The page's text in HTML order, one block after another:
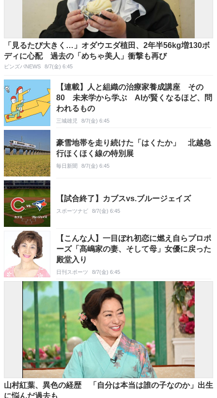
「見るたび大きく…」オダウエダ植田、2年半56kg増130ボ
ディに心配 過去の「めちゃ美人」衝撃も再び
ピンズバNEWS 8/7(金) 6:45
【連載】人と組織の治療家養成講座 その
80 未来学から学ぶ AIが賢くなるほど、問
われるもの
三城雄児 8/7(金) 6:45
豪雪地帯を走り続けた「はくたか」 北越急
行ほくほく線の特別展
毎日新聞 8/7(金) 6:45
【試合終了】カブスvs.ブルージェイズ
スポーツナビ 8/7(金) 6:45
【こんな人】一目ぼれ初恋に燃え自らプロポ
ーズ「髙嶋家の妻、そして母」女優に戻った
殿堂入り
日刊スポーツ 8/7(金) 6:45
山村紅葉、異色の経歴 「自分は本当は誰の子なのか」出生
に悩んだ過去も